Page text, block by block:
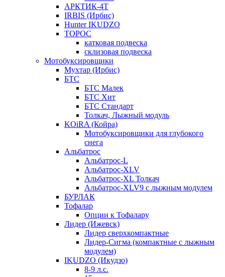
АРКТИК-4Т
IRBIS (Ирбис)
Hunter IKUDZO
ТОРОС
катковая подвеска
склизовая подвеска
Мотобуксировщики
Мухтар (Ирбис)
БТС
БТС Малек
БТС Хит
БТС Стандарт
Толкач, Лыжный модуль
KOiRA (Койра)
Мотобуксировщики для глубокого
снега
Альбатрос
Альбатрос-L
Альбатрос-XLV
Альбатрос-XL Толкач
Альбатрос-XLV9 с лыжным модулем
БУРЛАК
Тофалар
Опции к Тофалару
Лидер (Ижевск)
Лидер сверхкомпактные
Лидер-Сигма (компактные с лыжным
модулем)
IKUDZO (Икудзо)
8-9 л.с.